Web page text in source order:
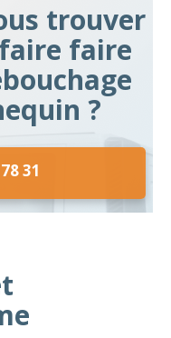
trouver
faire
?
31